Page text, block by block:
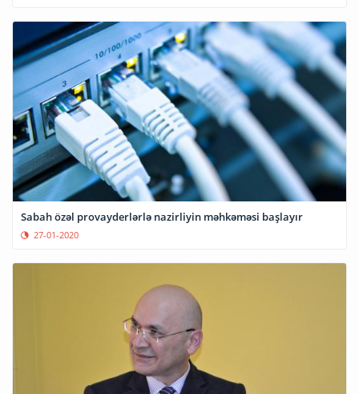
Sabah özəl provayderlərlə nazirliyin məhkəməsi başlayır
27-01-2020